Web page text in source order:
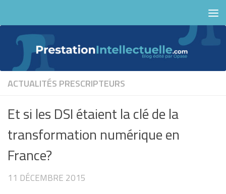
ACTUALITÉS PRESCRIPTEURS
Et si les DSI étaient la clé de la
transformation numérique en
France?
11 DÉCEMBRE 2015